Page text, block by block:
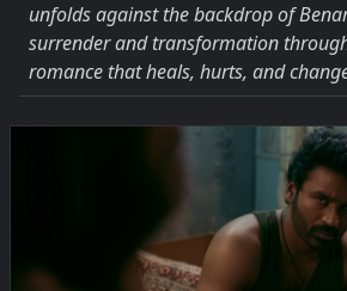
unfolds against the backdrop of
surrender and transformation
romance that heals, hurts, and